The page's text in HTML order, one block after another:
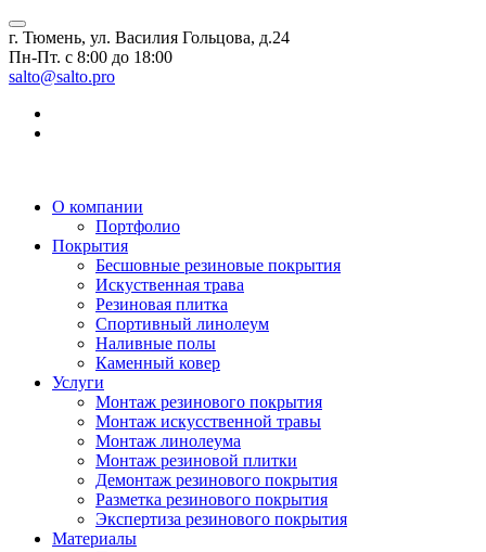
г. Тюмень, ул. Василия Гольцова, д.24
Пн-Пт. с 8:00 до 18:00
salto@salto.pro
О компании
Портфолио
Покрытия
Бесшовные резиновые покрытия
Искуственная трава
Резиновая плитка
Спортивный линолеум
Наливные полы
Каменный ковер
Услуги
Монтаж резинового покрытия
Монтаж искусственной травы
Монтаж линолеума
Монтаж резиновой плитки
Демонтаж резинового покрытия
Разметка резинового покрытия
Экспертиза резинового покрытия
Материалы